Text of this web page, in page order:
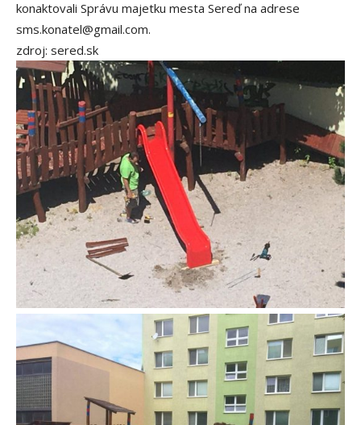
konaktovali Správu majetku mesta Sereď na adrese
sms.konatel@gmail.com.
zdroj: sered.sk